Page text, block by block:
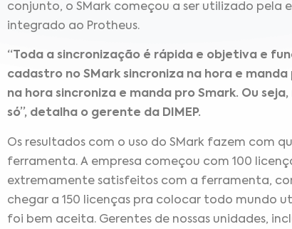
conjunto, o SMark começou a ser utilizado pela
integrado ao Protheus.
“Toda a sincronização é rápida e objetiva e
cadastro no SMark sincroniza na hora e
na hora sincroniza e manda pro Smark. Ou
só”, detalha o gerente da DIMEP.
Os resultados com o uso do SMark fazem com
ferramenta. A empresa começou com 100
extremamente satisfeitos com a ferramenta,
chegar a 150 licenças pra colocar todo mundo
foi bem aceita. Gerentes de nossas unidades,